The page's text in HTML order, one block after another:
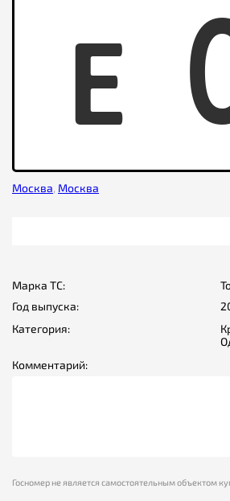
E
Москва, Москва
Марка ТС:
Год выпуска:
Категория:
Комментарий:
Госномер не является самостоятельным объектом